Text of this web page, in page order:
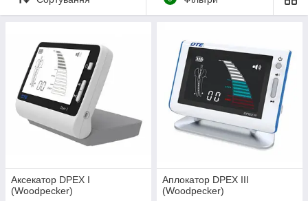
Аксекатор DPEX I
(Woodpecker)
Аплокатор DPEX III
(Woodpecker)